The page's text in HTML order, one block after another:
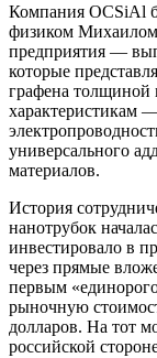
Компания OCSiAl
физиком Михаилом
предприятия —
которые
графена толщиной
характеристикам
универсального
материалов.
История
нанотрубок
инвестировало в
через прямые
первым
рыночную
долларов. На тот
российской